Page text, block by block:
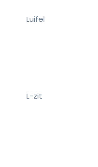
Luifel
L-zit